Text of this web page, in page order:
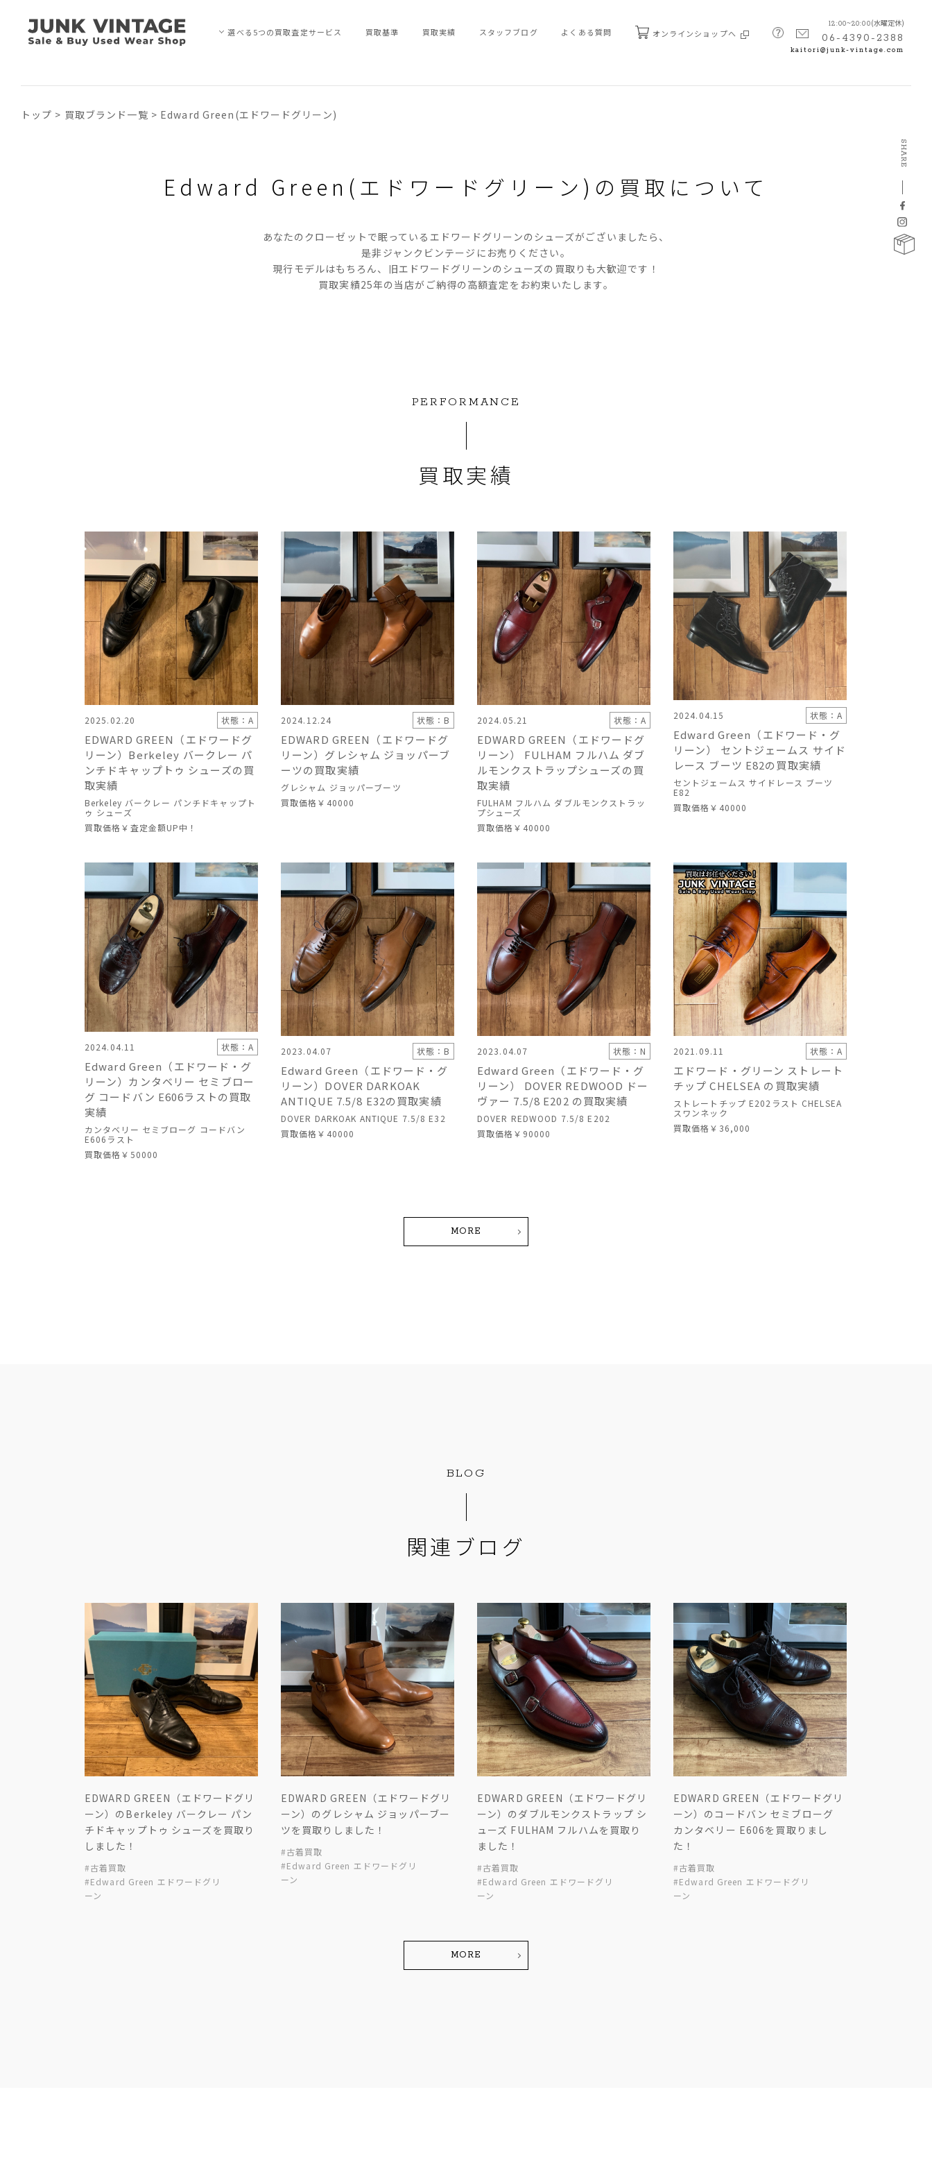
選べる5つの買取査定サービス 買取基準 買取実績 スタッフブログ よくある質問 オンラインショップへ
12:00~20:00(水曜定休)
06-4390-2388
kaitori@junk-vintage.com
トップ > 買取ブランド一覧 > Edward Green(エドワードグリーン)
Edward Green(エドワードグリーン)の 買取について
あなたのクローゼットで眠っているエドワードグリーンのシューズがございましたら、
是非ジャンクビンテージにお売りください。
現行モデルはもちろん、旧エドワードグリーンのシューズの買取りも大歓迎です！
買取実績25年の当店がご納得の高額査定をお約束いたします。
PERFORMANCE
買取実績
2025.02.20 状態：A
EDWARD GREEN（エドワードグ
リーン）Berkeley バークレー パ
ンチドキャップトゥ シューズの買
取実績
Berkeley バークレー パンチドキャップト
ゥ シューズ
買取価格 ￥査定金額UP中！
2024.12.24 状態：B
EDWARD GREEN（エドワードグ
リーン）グレシャム ジョッパーブ
ーツの買取実績
グレシャム ジョッパーブーツ
買取価格 ￥40000
2024.05.21 状態：A
EDWARD GREEN（エドワードグ
リーン） FULHAM フルハム ダブ
ルモンクストラップシューズの買
取実績
FULHAM フルハム ダブルモンクストラッ
プシューズ
買取価格 ￥40000
2024.04.15 状態：A
Edward Green（エドワード・グ
リーン） セントジェームス サイド
レース ブーツ E82の買取実績
セントジェームス サイドレース ブーツ
E82
買取価格 ￥40000
2024.04.11 状態：A
Edward Green（エドワード・グ
リーン）カンタベリー セミブロー
グ コードバン E606ラストの買取
実績
カンタベリー セミブローグ コードバン
E606ラスト
買取価格 ￥50000
2023.04.07 状態：B
Edward Green（エドワード・グ
リーン）DOVER DARKOAK
ANTIQUE 7.5/8 E32の買取実績
DOVER DARKOAK ANTIQUE 7.5/8 E32
買取価格 ￥40000
2023.04.07 状態：N
Edward Green（エドワード・グ
リーン） DOVER REDWOOD ドー
ヴァー 7.5/8 E202 の買取実績
DOVER REDWOOD 7.5/8 E202
買取価格 ￥90000
2021.09.11 状態：A
エドワード・グリーン ストレート
チップ CHELSEA の買取実績
ストレートチップ E202ラスト CHELSEA
スワンネック
買取価格 ￥36,000
MORE
BLOG
関連ブログ
EDWARD GREEN（エドワードグリ
ーン）のBerkeley バークレー パン
チドキャップトゥ シューズを買取り
しました！
#古着買取
#Edward Green エドワードグリ
ーン
EDWARD GREEN（エドワードグリ
ーン）のグレシャム ジョッパーブー
ツを買取りしました！
#古着買取
#Edward Green エドワードグリ
ーン
EDWARD GREEN（エドワードグリ
ーン）のダブルモンクストラップ シ
ューズ FULHAM フルハムを買取り
ました！
#古着買取
#Edward Green エドワードグリ
ーン
EDWARD GREEN（エドワードグリ
ーン）のコードバン セミブローグ
カンタベリー E606を買取りまし
た！
#古着買取
#Edward Green エドワードグリ
ーン
MORE
SHARE